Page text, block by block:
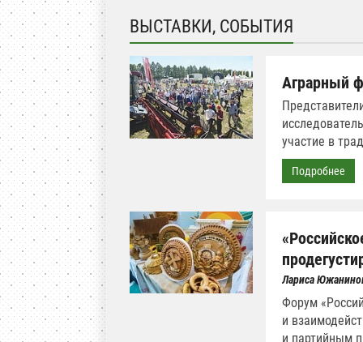
ВЫСТАВКИ, СОБЫТИЯ
Аграрный
участие в
Подробнее
Лариса
Форум
и
и партийным